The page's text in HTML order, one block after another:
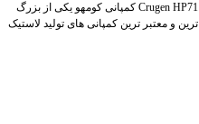
Crugen HP71 کمپانی کومهو یکی از بزرگ
ترین و معتبر ترین کمپانی های تولید لاستیک